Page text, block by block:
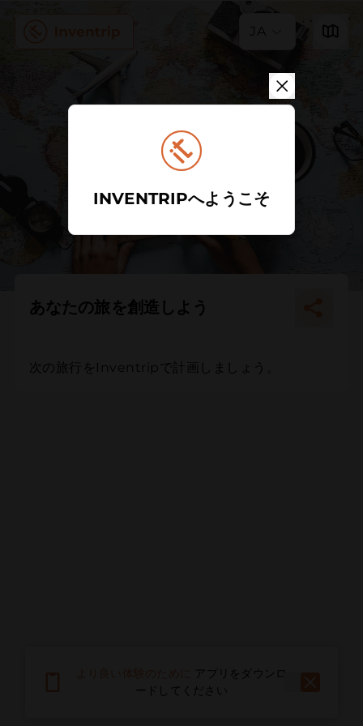
JA
あなたの旅を創造しよう
次の旅行をInventripで計画しましょう。
アプリをダウンロ
ードしてください
INVENTRIPへようこそ